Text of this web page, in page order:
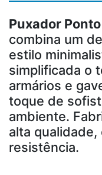
Puxador
combina um
estilo
simplificada o
armários e
toque de
ambiente.
alta
resistência.